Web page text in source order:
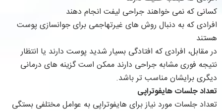
کسانی که نمی خواهند جراحی لیفت انجام دهند
افرادی که به دنبال روش های غیرتهاجمی برای جوانسازی پوست
هستند
در مقابل، افرادی که افتادگی بسیار شدید پوست دارند یا انتظار
نتیجه فوری مشابه جراحی دارند ممکن است گزینه های درمانی
دیگری برایشان مناسب تر باشد.
تعداد جلسات هایفوتراپی
تعداد جلسات مورد نیاز برای هایفوتراپی به عوامل مختلفی بستگی